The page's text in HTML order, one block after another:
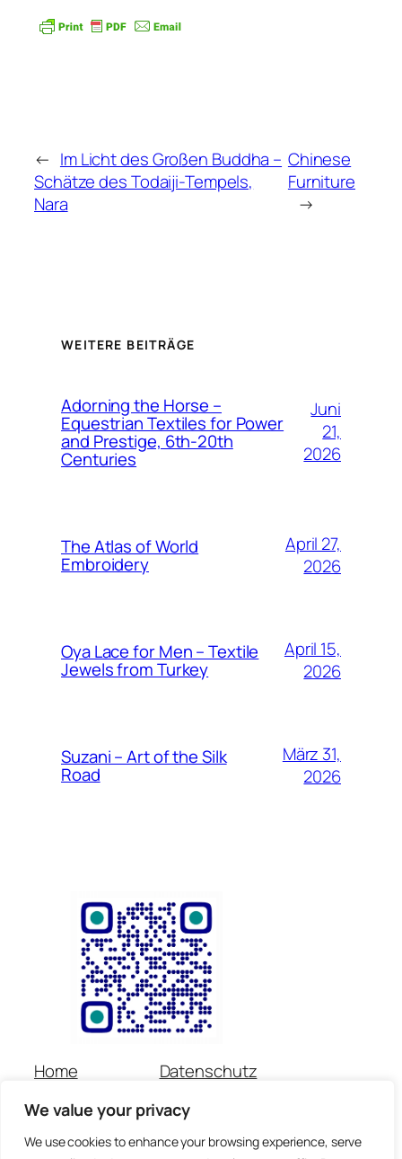
We value your privacy
We use cookies to enhance your browsing experience, serve
← Im Licht des Großen Buddha –
Schätze des Todaiji-Tempels,
Nara
Chinese
Furniture
→
WEITERE BEITRÄGE
Adorning the Horse –
Equestrian Textiles for Power
and Prestige, 6th-20th
Centuries
Juni
21,
2026
The Atlas of World
Embroidery
April 27,
2026
Oya Lace for Men – Textile
Jewels from Turkey
April 15,
2026
Suzani – Art of the Silk
Road
März 31,
2026
Home
Veranstaltungen
Spenden
Datenschutz
Kontakt
Newsletter